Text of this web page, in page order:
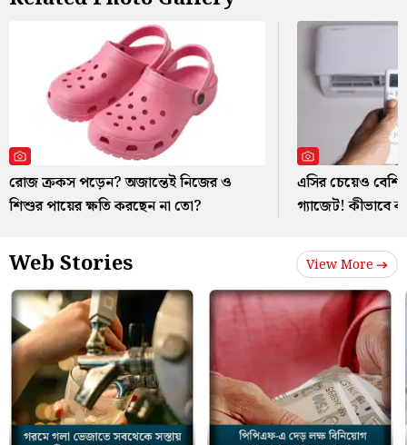
রোজ ক্রকস পড়েন? অজান্তেই নিজের ও
শিশুর পায়ের ক্ষতি করছেন না তো?
এসির চেয়েও বেশি
গ্যাজেট! কীভাবে
Web Stories View More